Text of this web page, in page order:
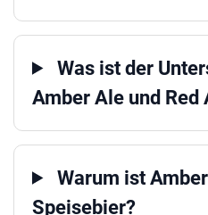
Was ist der
Amber Ale und Red
Warum ist
Speisebier?